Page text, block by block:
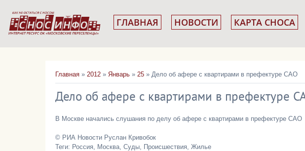
ГЛАВНАЯ НОВОСТИ КАРТА СНОСА
Главная » 2012 » Январь » 25 » Дело об афере с квартирами в префектуре САО
Дело об афере с квартирами в префектуре
В Москве начались слушания по делу об афере с квартирами в префектуре САО
© РИА Новости Руслан Кривобок
Теги: Россия, Москва, Суды, Происшествия, Жилье